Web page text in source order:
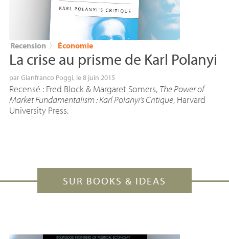
Recension 〉 Économie
La crise au prisme de Karl Polanyi
parGianfranco Poggi, le 8 juin 2015
Recensé : Fred Block & Margaret Somers, The Power of
Market Fundamentalism : Karl Polanyi’s Critique, Harvard
University Press.
SUR BOOKS & IDEAS